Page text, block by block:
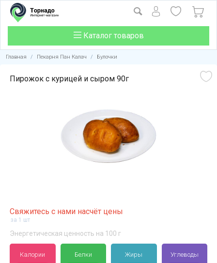
Каталог товаров
Главная / Пекарня Пан Калач / Булочки
Пирожок с курицей и сыром 90г
Свяжитесь с нами насчёт цены
за 1 шт
Энергетическая ценность на 100 г
Калории Белки Жиры Углеводы